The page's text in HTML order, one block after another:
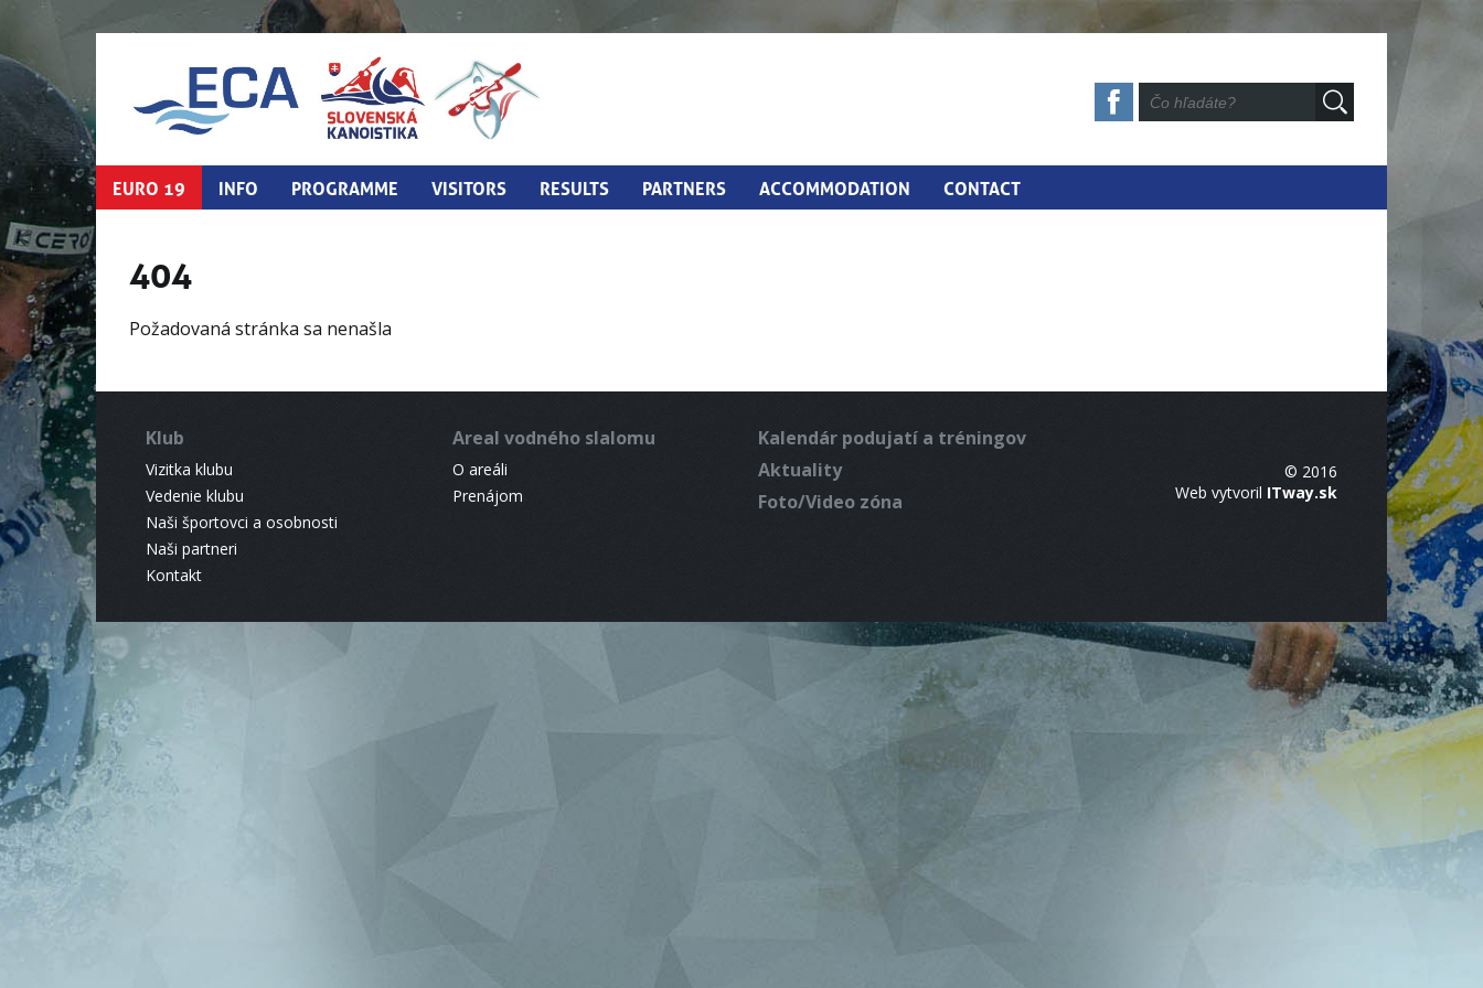
EURO 19 INFO PROGRAMME VISITORS RESULTS PARTNERS ACCOMMODATION CONTACT
404
Požadovaná stránka sa nenašla
Klub
Vizitka klubu
Vedenie klubu
Naši športovci a osobnosti
Naši partneri
Kontakt
Areal vodného slalomu
O areáli
Prenájom
Kalendár podujatí a tréningov
Aktuality
Foto/Video zóna
© 2016
Web vytvoril ITway.sk